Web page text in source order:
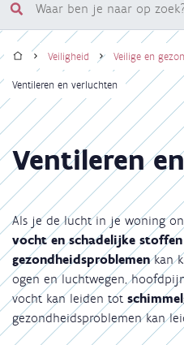
Waar
ben
je
op
zoek?
Kruimelpad
HomeVeiligheid Veilige en
Ventileren en verluchten
Ventileren
Als je de lucht in je woning
vocht en schadelijke stoffen
gezondheidsproblemenkan
ogen en luchtwegen,
vocht kan leiden tot
gezondheidsproblemen kan